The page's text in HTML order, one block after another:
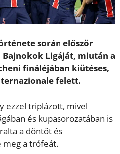
során először
Ligáját, miután a
fináléjában kiütéses,
felett.
ezzel triplázott, mivel
és kupasorozatában is
a döntőt és
meg a trófeát.